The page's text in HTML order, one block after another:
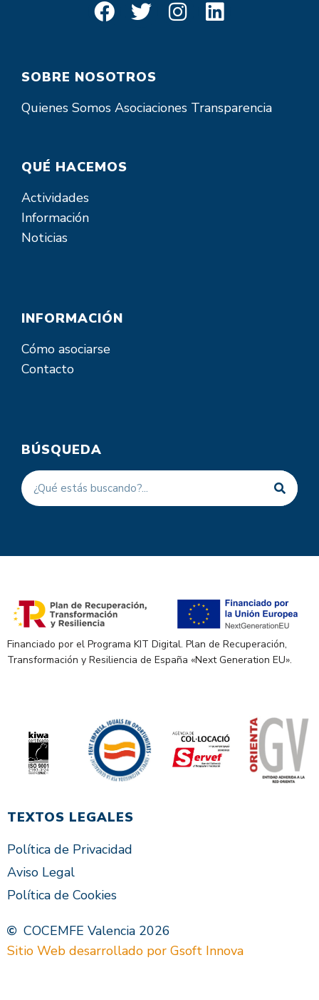
SOBRE NOSOTROS
Quienes Somos Asociaciones Transparencia
QUÉ HACEMOS
Actividades
Información
Noticias
INFORMACIÓN
Cómo asociarse
Contacto
BÚSQUEDA
Financiado por el Programa KIT Digital. Plan de Recuperación,
Transformación y Resiliencia de España «Next Generation EU».
TEXTOS LEGALES
Política de Privacidad
Aviso Legal
Política de Cookies
COCEMFE Valencia 2026
Sitio Web desarrollado por Gsoft Innova